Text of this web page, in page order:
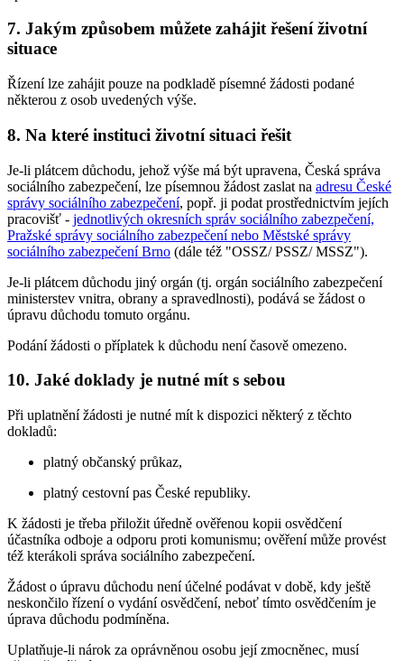
7. Jakým způsobem můžete zahájit řešení životní
situace
Řízení lze zahájit pouze na podkladě písemné žádosti podané
některou z osob uvedených výše.
8. Na které instituci životní situaci řešit
Je-li plátcem důchodu, jehož výše má být upravena, Česká správa
sociálního zabezpečení, lze písemnou žádost zaslat na adresu České
správy sociálního zabezpečení, popř. ji podat prostřednictvím jejích
pracovišť - jednotlivých okresních správ sociálního zabezpečení,
Pražské správy sociálního zabezpečení nebo Městské správy
sociálního zabezpečení Brno (dále též "OSSZ/ PSSZ/ MSSZ").
Je-li plátcem důchodu jiný orgán (tj. orgán sociálního zabezpečení
ministerstev vnitra, obrany a spravedlnosti), podává se žádost o
úpravu důchodu tomuto orgánu.
Podání žádosti o příplatek k důchodu není časově omezeno.
10. Jaké doklady je nutné mít s sebou
Při uplatnění žádosti je nutné mít k dispozici některý z těchto
dokladů:
platný občanský průkaz,
platný cestovní pas České republiky.
K žádosti je třeba přiložit úředně ověřenou kopii osvědčení
účastníka odboje a odporu proti komunismu; ověření může provést
též kterákoli správa sociálního zabezpečení.
Žádost o úpravu důchodu není účelné podávat v době, kdy ještě
neskončilo řízení o vydání osvědčení, neboť tímto osvědčením je
úprava důchodu podmíněna.
Uplatňuje-li nárok za oprávněnou osobu její zmocněnec, musí